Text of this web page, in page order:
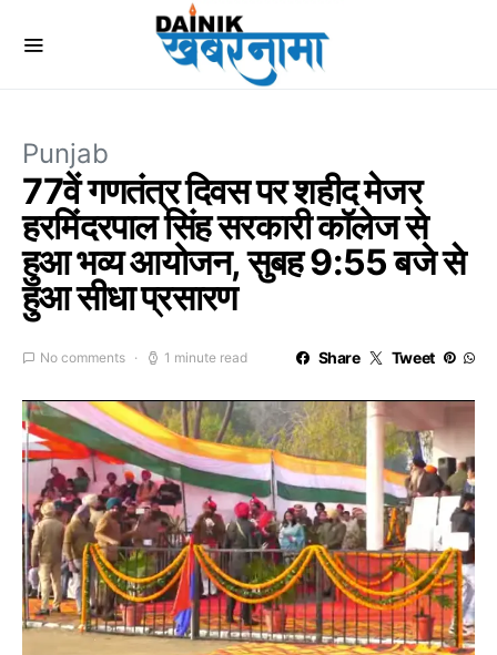
Punjab
77वें गणतंत्र दिवस पर शहीद मेजर
हरमिंदरपाल सिंह सरकारी कॉलेज से
हुआ भव्य आयोजन, सुबह 9:55 बजे से
हुआ सीधा प्रसारण
No comments 1 minute read Share Tweet